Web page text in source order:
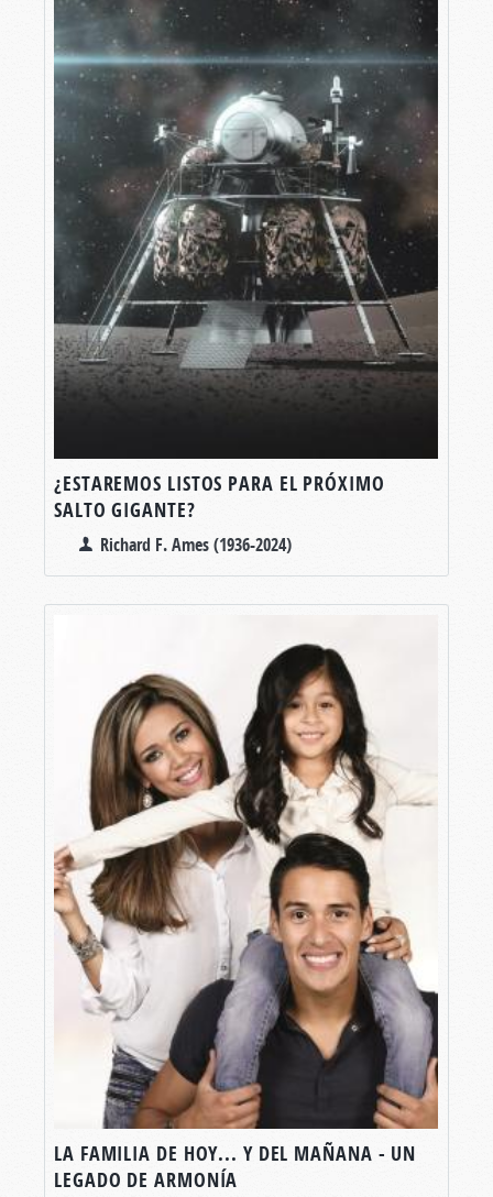
¿ESTAREMOS LISTOS PARA EL PRÓXIMO
SALTO GIGANTE?
Richard F. Ames (1936-2024)
LA FAMILIA DE HOY... Y DEL MAÑANA - UN
LEGADO DE ARMONÍA